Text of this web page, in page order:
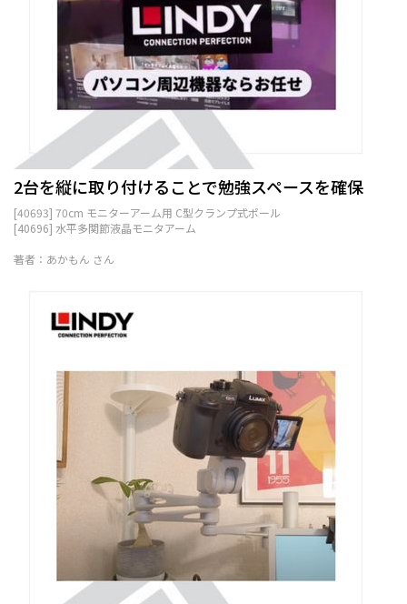
2台を縦に取り付けることで勉強スペースを確保
[40693] 70cm モニターアーム用 C型クランプ式ポール
[40696] 水平多関節液晶モニタアーム
著者：あかもん さん